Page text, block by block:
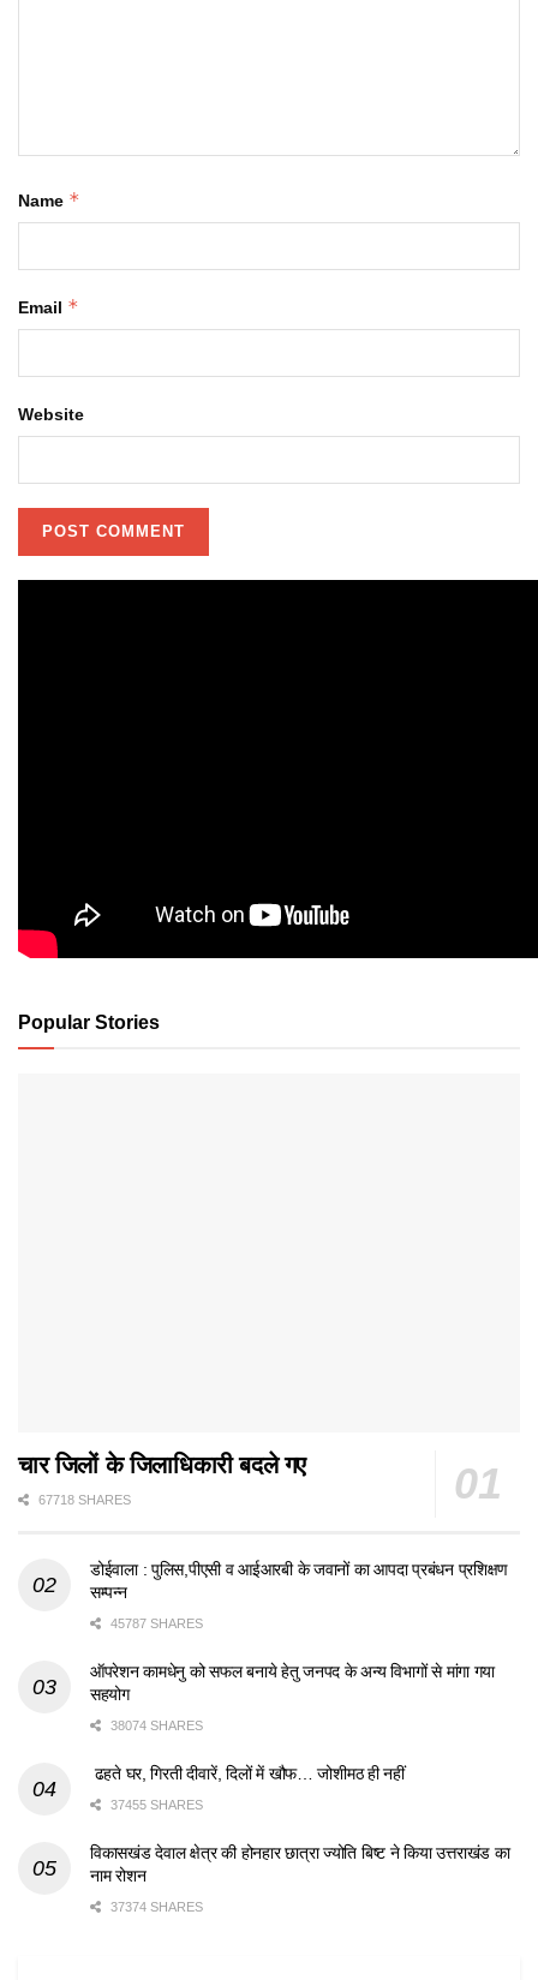
Name *
Email *
Website
Popular Stories
चार जिलों के जिलाधिकारी बदले गए
67718 SHARES
डोईवाला : पुलिस,पीएसी व आईआरबी के जवानों का आपदा प्रबंधन प्रशिक्षण
सम्पन्न
45787 SHARES
ऑपरेशन कामधेनु को सफल बनाये हेतु जनपद के अन्य विभागों से मांगा गया
सहयोग
38074 SHARES
ढहते घर, गिरती दीवारें, दिलों में खौफ… जोशीमठ ही नहीं
37455 SHARES
विकासखंड देवाल क्षेत्र की होनहार छात्रा ज्योति बिष्ट ने किया उत्तराखंड का
नाम रोशन
37374 SHARES